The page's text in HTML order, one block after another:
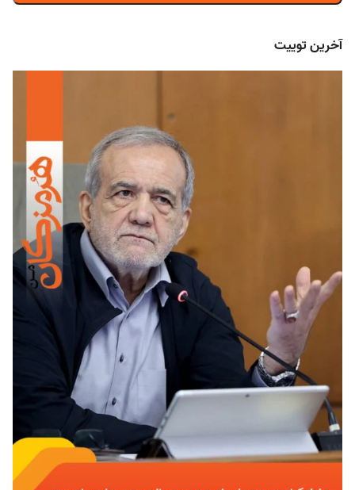
آخرین توییت